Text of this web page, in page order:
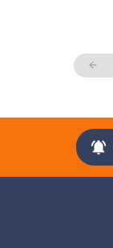
arrow_back
notifications_active